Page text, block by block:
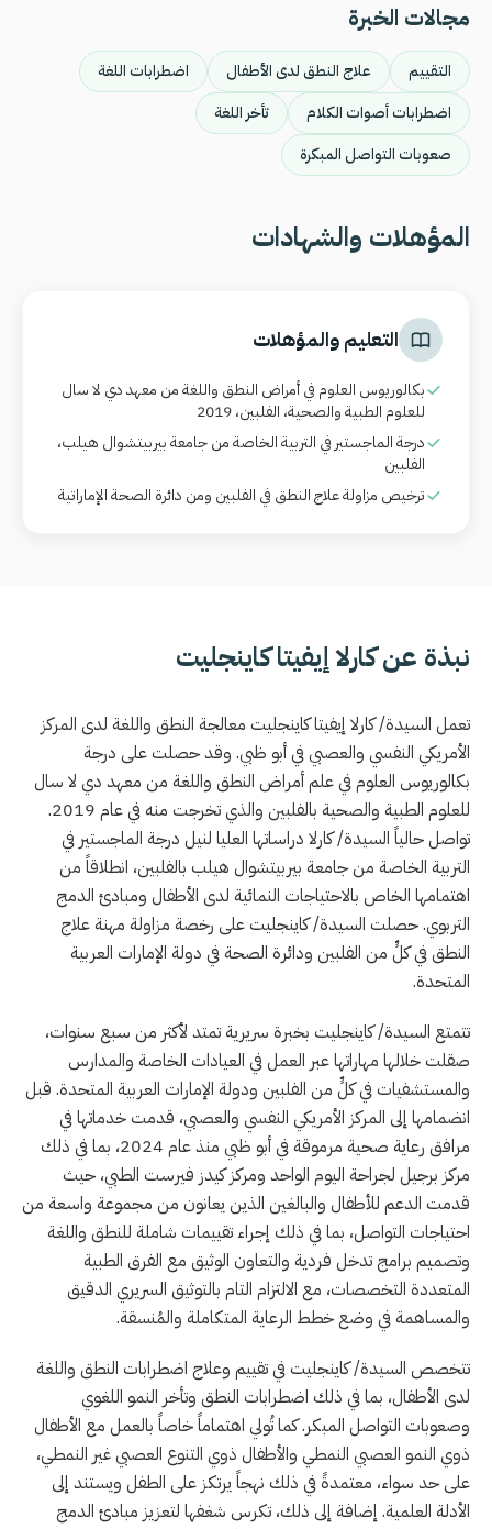
مجالات الخبرة
التقييم علاج النطق لدى الأطفال
اضطرابات اللغة
اضطرابات أصوات الكلام
تأخر اللغة
صعوبات التواصل المبكرة
المؤهلات والشهادات
التعليم والمؤهلات
بكالوريوس العلوم في أمراض النطق واللغة من معهد دي لا سال
للعلوم الطبية والصحية، الفلبين، 2019
درجة الماجستير في التربية الخاصة من جامعة بيربيتشوال هيلب،
الفلبين
ترخيص مزاولة علاج النطق في الفلبين ومن دائرة الصحة الإماراتية
نبذة عن كارلا إيفيتا كاينجليت
تعمل السيدة/ كارلا إيفيتا كاينجليت معالجة النطق واللغة لدى المركز
الأمريكي النفسي والعصبي في أبو ظبي. وقد حصلت على درجة
بكالوريوس العلوم في علم أمراض النطق واللغة من معهد دي لا سال
للعلوم الطبية والصحية بالفلبين والذي تخرجت منه في عام 2019.
تواصل حالياً السيدة/ كارلا دراساتها العليا لنيل درجة الماجستير في
التربية الخاصة من جامعة بيربيتشوال هيلب بالفلبين، انطلاقاً من
اهتمامها الخاص بالاحتياجات النمائية لدى الأطفال ومبادئ الدمج
التربوي. حصلت السيدة/ كاينجليت على رخصة مزاولة مهنة علاج
النطق في كلٍّ من الفلبين ودائرة الصحة في دولة الإمارات العربية
المتحدة.
تتمتع السيدة/ كاينجليت بخبرة سريرية تمتد لأكثر من سبع سنوات،
صقلت خلالها مهاراتها عبر العمل في العيادات الخاصة والمدارس
والمستشفيات في كلٍّ من الفلبين ودولة الإمارات العربية المتحدة. قبل
انضمامها إلى المركز الأمريكي النفسي والعصبي، قدمت خدماتها في
مرافق رعاية صحية مرموقة في أبو ظبي منذ عام 2024، بما في ذلك
مركز برجيل لجراحة اليوم الواحد ومركز كيدز فيرست الطبي، حيث
قدمت الدعم للأطفال والبالغين الذين يعانون من مجموعة واسعة من
احتياجات التواصل، بما في ذلك إجراء تقييمات شاملة للنطق واللغة
وتصميم برامج تدخل فردية والتعاون الوثيق مع الفرق الطبية
المتعددة التخصصات، مع الالتزام التام بالتوثيق السريري الدقيق
والمساهمة في وضع خطط الرعاية المتكاملة والمُنسقة.
تتخصص السيدة/ كاينجليت في تقييم وعلاج اضطرابات النطق واللغة
لدى الأطفال، بما في ذلك اضطرابات النطق وتأخر النمو اللغوي
وصعوبات التواصل المبكر. كما تُولي اهتماماً خاصاً بالعمل مع الأطفال
ذوي النمو العصبي النمطي والأطفال ذوي التنوع العصبي غير النمطي،
على حد سواء، معتمدةً في ذلك نهجاً يرتكز على الطفل ويستند إلى
الأدلة العلمية. إضافة إلى ذلك، تكرس شغفها لتعزيز مبادئ الدمج